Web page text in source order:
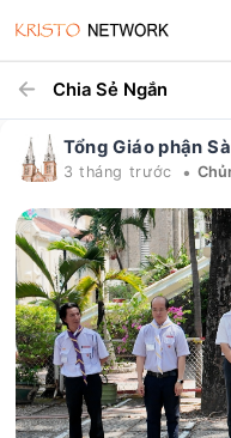
Chia Sẻ Ngắn
Tổng Giáo phận
3 tháng trước •